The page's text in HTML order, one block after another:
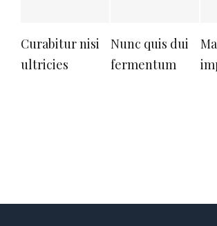
Curabitur nisi
ultricies
Nunc quis dui
fermentum